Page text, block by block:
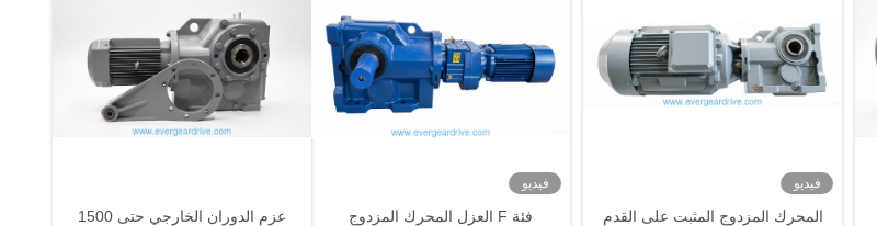
فيديو
المحرك المزدوج المثبت على القدم
فيديو
فئة F العزل المحرك المزدوج
عزم الدوران الخارجي حتى 1500